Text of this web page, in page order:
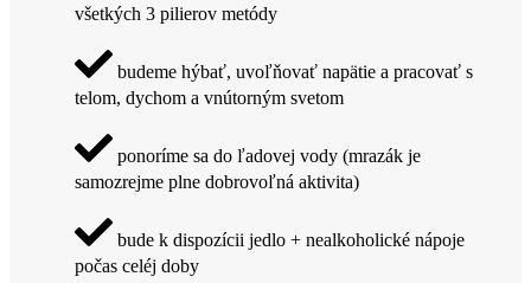
všetkých 3 pilierov metódy
budeme hýbať, uvoľňovať napätie a pracovať s
telom, dychom a vnútorným svetom
ponoríme sa do ľadovej vody (mrazák je
samozrejme plne dobrovoľná aktivita)
bude k dispozícii jedlo + nealkoholické nápoje
počas celéj doby